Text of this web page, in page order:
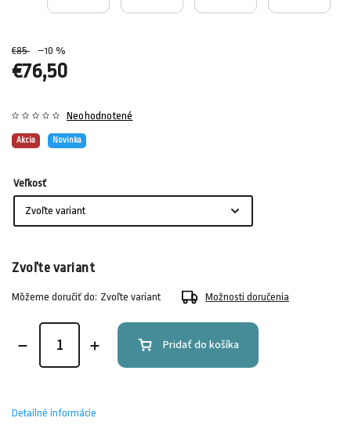
€85 –10 %
€76,50
Akcia Novinka
Neohodnotené
Veľkosť
Zvoľte variant
Môžeme doručiť do: Zvoľte variant Možnosti doručenia
Pridať do košíka
Detailné informácie